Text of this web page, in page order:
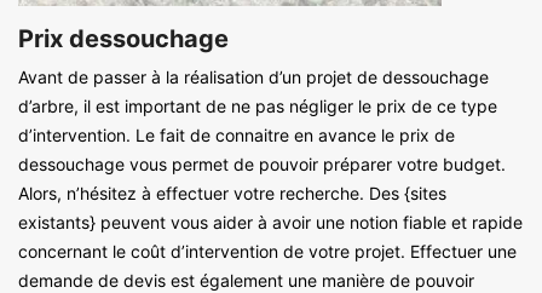
Prix dessouchage
Avant de passer à la réalisation d’un projet de dessouchage
d’arbre, il est important de ne pas négliger le prix de ce type
d’intervention. Le fait de connaitre en avance le prix de
dessouchage vous permet de pouvoir préparer votre budget.
Alors, n’hésitez à effectuer votre recherche. Des {sites
existants} peuvent vous aider à avoir une notion fiable et rapide
concernant le coût d’intervention de votre projet. Effectuer une
demande de devis est également une manière de pouvoir